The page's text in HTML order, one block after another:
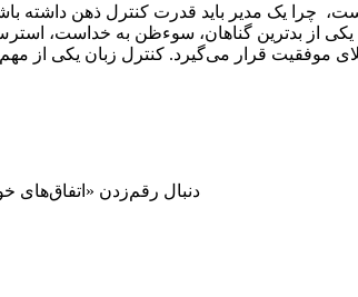
چرا یک مدیر باید قدرت کنترل ذهن
از بدترین گناهان، سوءظن به خداست،
قرار می‌گیرد. کنترل زبان یکی از
دنبال رقم‌زدن «اتفاق‌های